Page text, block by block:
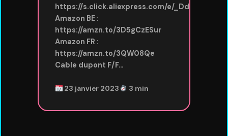
https://s.click.aliexpress.com/e/_DdzQQ4xSur
Amazon BE :
https://amzn.to/3D5gCzESur
Amazon FR :
https://amzn.to/3QW08Qe
Cable dupont F/F…
23 janvier 2023 3 min